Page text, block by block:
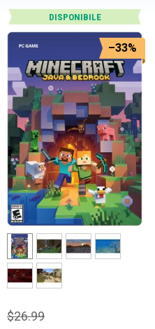
DISPONIBILE
–33%
$26.99